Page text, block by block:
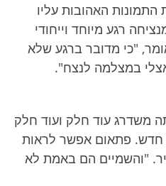
האהובות עליו
רגע מיוחד וייחודי
"כי מדובר ברגע שלא
אצלי במצלמה לנצח".
משדרג עוד חלק ועוד חלק
פתאום אפשר לראות
"והשמיים הם באמת לא